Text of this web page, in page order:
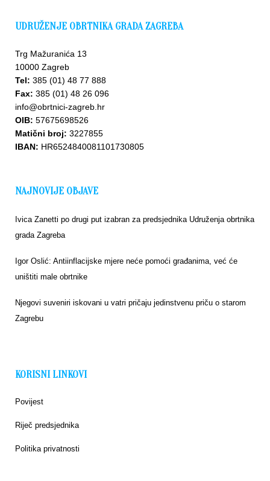
UDRUŽENJE OBRTNIKA GRADA ZAGREBA
Trg Mažuranića 13
10000 Zagreb
Tel: 385 (01) 48 77 888
Fax: 385 (01) 48 26 096
info@obrtnici-zagreb.hr
OIB: 57675698526
Matični broj: 3227855
IBAN: HR6524840081101730805
NAJNOVIJE OBJAVE
Ivica Zanetti po drugi put izabran za predsjednika Udruženja obrtnika
grada Zagreba
Igor Oslić: Antiinflacijske mjere neće pomoći građanima, već će
uništiti male obrtnike
Njegovi suveniri iskovani u vatri pričaju jedinstvenu priču o starom
Zagrebu
KORISNI LINKOVI
Povijest
Riječ predsjednika
Politika privatnosti